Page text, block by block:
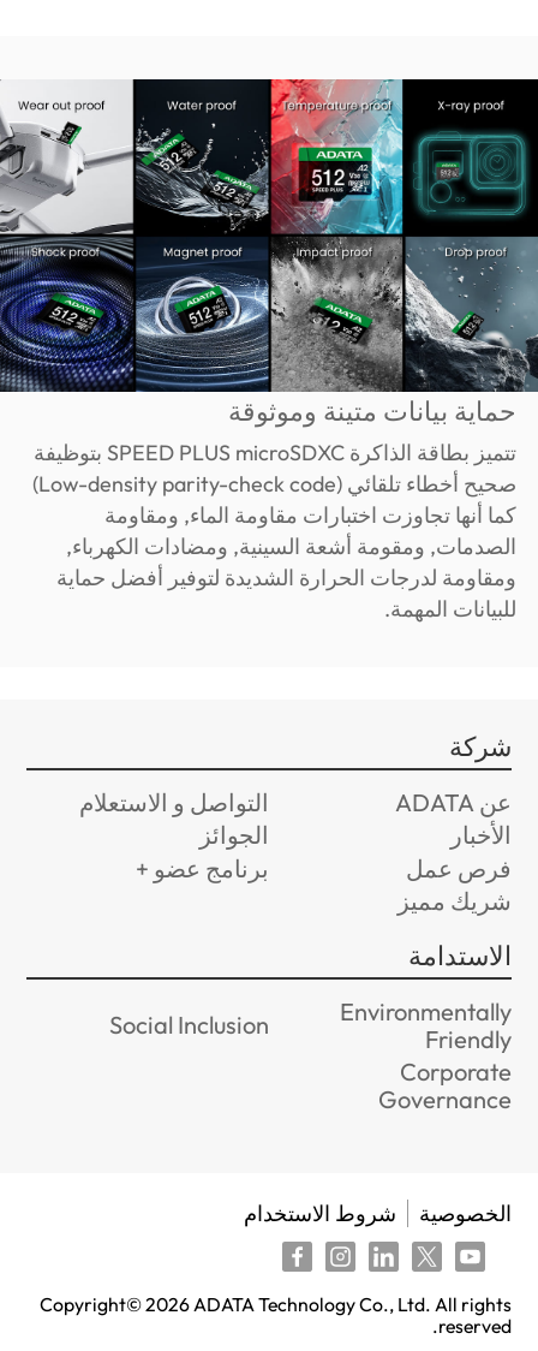
حماية بيانات متينة وموثوقة
تتميز بطاقة الذاكرة SPEED PLUS microSDXC بتوظيفة
صحيح أخطاء تلقائي (Low-density parity-check code)
كما أنها تجاوزت اختبارات مقاومة الماء, ومقاومة
الصدمات, ومقومة أشعة السينية, ومضادات الكهرباء,
ومقاومة لدرجات الحرارة الشديدة لتوفير أفضل حماية
للبيانات المهمة.
شركة
عن ADATA
التواصل و الاستعلام
الأخبار
الجوائز
فرص عمل
برنامج عضو +
شريك مميز
الاستدامة
Environmentally
Friendly
Social Inclusion
Corporate
Governance
Copyright© 2026ADATA Technology Co., Ltd. All rights
reserved.
الخصوصية شروط الاستخدام